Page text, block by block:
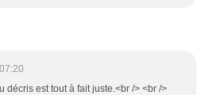
décris est tout à fait juste.<br /> <br />